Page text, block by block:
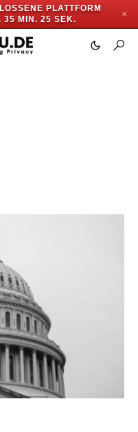
PLATTFORM
35 MIN. 24 SEK.
✕